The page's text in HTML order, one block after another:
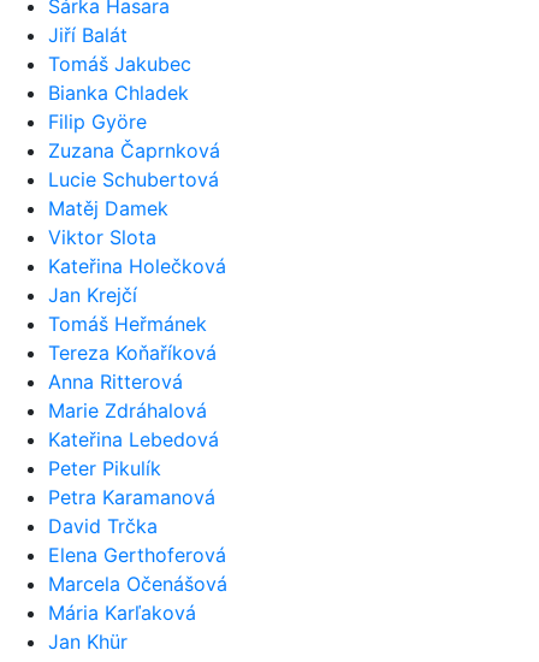
Šárka Hasara
Jiří Balát
Tomáš Jakubec
Bianka Chladek
Filip Györe
Zuzana Čaprnková
Lucie Schubertová
Matěj Damek
Viktor Slota
Kateřina Holečková
Jan Krejčí
Tomáš Heřmánek
Tereza Koňaříková
Anna Ritterová
Marie Zdráhalová
Kateřina Lebedová
Peter Pikulík
Petra Karamanová
David Trčka
Elena Gerthoferová
Marcela Očenášová
Mária Karľaková
Jan Khür